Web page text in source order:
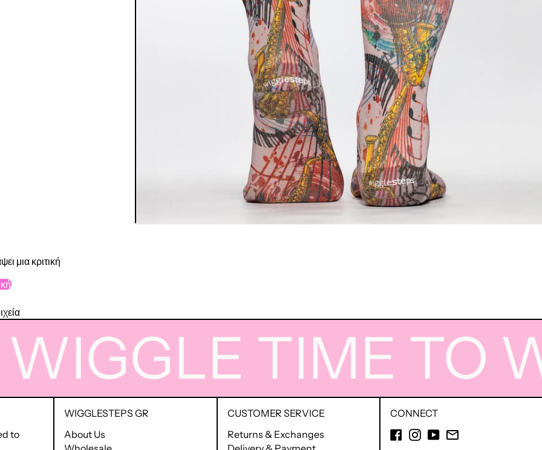
μια κριτική
TIME TO
to
WIGGLESTEPS GR
About Us
CUSTOMER SERVICE
Returns & Exchanges
CONNECT
Facebook
Instagram
YouTube
Email